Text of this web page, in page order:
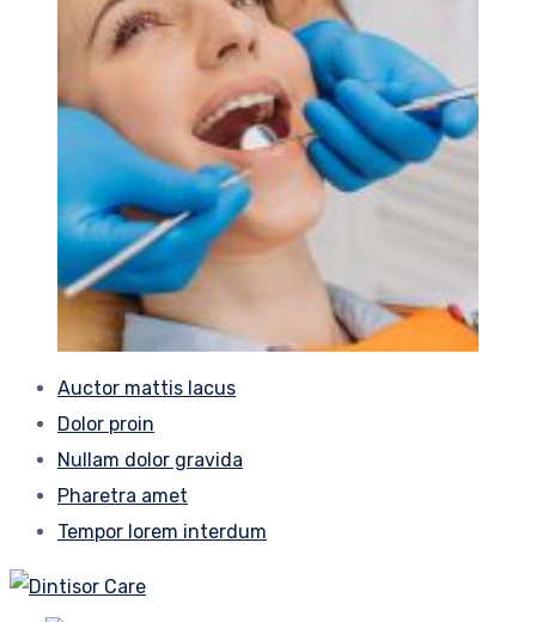
Auctor mattis lacus
Dolor proin
Nullam dolor gravida
Pharetra amet
Tempor lorem interdum